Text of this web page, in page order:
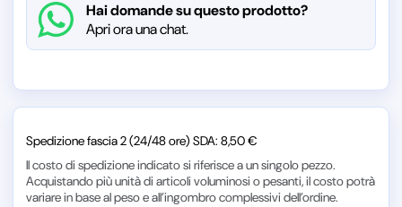
Hai domande su questo prodotto?
Apri ora una chat.
Spedizione fascia 2 (24/48 ore) SDA: 8,50 €
Il costo di spedizione indicato si riferisce a un singolo pezzo.
Acquistando più unità di articoli voluminosi o pesanti, il costo potrà
variare in base al peso e all’ingombro complessivi dell’ordine.